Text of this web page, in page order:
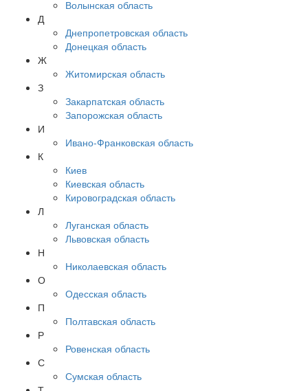
Волынская область
Д
Днепропетровская область
Донецкая область
Ж
Житомирская область
З
Закарпатская область
Запорожская область
И
Ивано-Франковская область
К
Киев
Киевская область
Кировоградская область
Л
Луганская область
Львовская область
Н
Николаевская область
О
Одесская область
П
Полтавская область
Р
Ровенская область
С
Сумская область